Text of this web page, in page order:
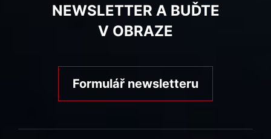
NEWSLETTER A BUĎTE
V OBRAZE
Formulář newsletteru